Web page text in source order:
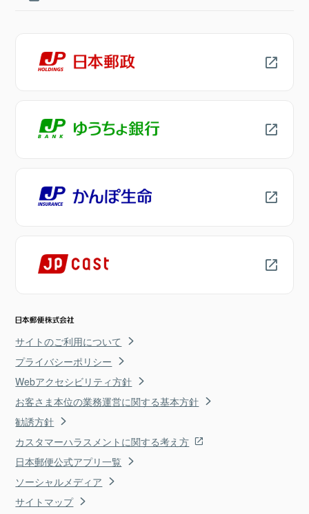
サイトのご利用について
プライバシーポリシー
Webアクセシビリティ方針
お客さま本位の業務運営に関する基本方針
勧誘方針
カスタマーハラスメントに関する考え方
日本郵便公式アプリ一覧
ソーシャルメディア
サイトマップ